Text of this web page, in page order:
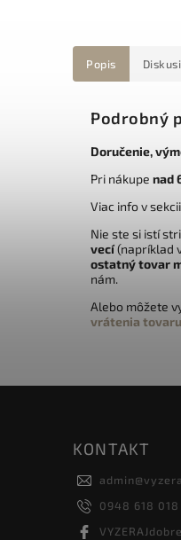
Popis
Podrobný
Doručenie,
Pri nákupe nad
Viac info v sekcii
Nie ste si istí
vecí(napríklad
ostatný tovar
nám.
Alebo môžete
vrátenia
KONTAKT
admin@
0948 618 018
VYZERAJdobre